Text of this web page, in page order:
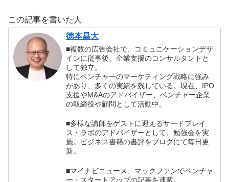
ルで強い戦略の書
評
この記事を書いた人
徳本昌大
■複数の広告会社で、コミュニケーションデザ
インに従事後、企業支援のコンサルタントと
して独立。
特にベンチャーのマーケティング戦略に強み
があり、多くの実績を残している。現在、IPO
支援やM&Aのアドバイザー、ベンチャー企業
の取締役や顧問として活動中。
■多様な講師をゲストに迎えるサードプレイ
ス・ラボのアドバイザーとして、勉強会を実
施。ビジネス書籍の書評をブログにて毎日更
新。
■マイナビニュース、マックファンでベンチャ
ー・スタートアップの記事を連載。